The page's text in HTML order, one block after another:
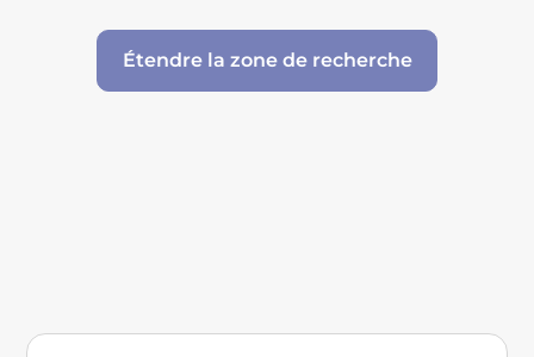
Étendre la zone de recherche